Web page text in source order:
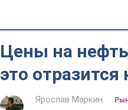
Цены на
это отразится
Ярослав Маркин